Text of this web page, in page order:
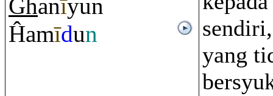
Ghanīyun
Ĥamīdun
yang